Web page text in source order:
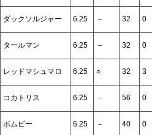
ダックソルジャー 6.25 － 32 0
タールマン 6.25 － 32 0
レッドマシュマロ 6.25 ○ 32 3
コカトリス 6.25 － 56 0
ボムビー 6.25 － 40 0